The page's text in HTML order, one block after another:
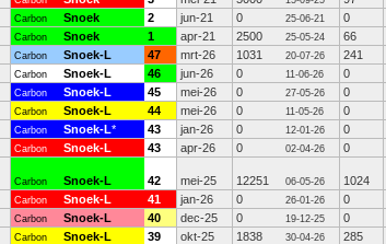
Carbon Snoek 2 jun-21 0 25-06-21 0
Carbon Snoek 1 apr-21 2500 25-05-24 66
Carbon Snoek-L 47 mrt-26 1031 20-07-26 241
Carbon Snoek-L 46 jun-26 0 11-06-26 0
Carbon Snoek-L 45 mei-26 0 27-05-26 0
Carbon Snoek-L 44 mei-26 0 11-05-26 0
Carbon Snoek-L* 43 jan-26 0 12-01-26 0
Carbon Snoek-L 43 apr-26 0 02-04-26 0
Carbon Snoek-L 42 mei-25 12251 06-05-26 1024
Carbon Snoek-L 41 jan-26 0 26-01-26 0
Carbon Snoek-L 40 dec-25 0 19-12-25 0
Carbon Snoek-L 39 okt-25 1838 30-04-26 285